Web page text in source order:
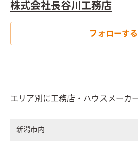
株式会社長谷川工務店
フォローする
エリア別に工務店・ハウスメーカ
新潟市内